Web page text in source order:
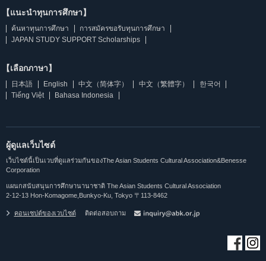
【แนะนำทุนการศึกษา】
ค้นหาทุนการศึกษา
การสมัครขอรับทุนการศึกษา
JAPAN STUDY SUPPORT Scholarships
【เลือกภาษา】
日本語 English 中文（简体字） 中文（繁體字）
한국어
Tiếng Việt
Bahasa Indonesia
ผู้ดูแลเว็บไซต์
เว็บไซต์นี้เป็นเวบที่ดูแลร่วมกันของThe Asian Students Cultural Association&Benesse
Corporation
แผนกสนับสนุนการศึกษานานาชาติ The Asian Students Cultural Association
2-12-13 Hon-Komagome,Bunkyo-Ku, Tokyo 〒113-8462
คอนเซปต์ของเวบไซต์ ติดต่อสอบถาม